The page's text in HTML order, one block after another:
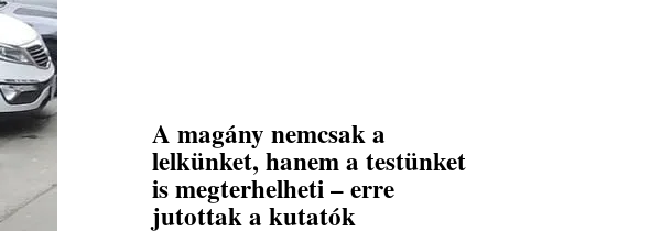
A magány nemcsak a
lelkünket, hanem a testünket
is megterhelheti – erre
jutottak a kutatók